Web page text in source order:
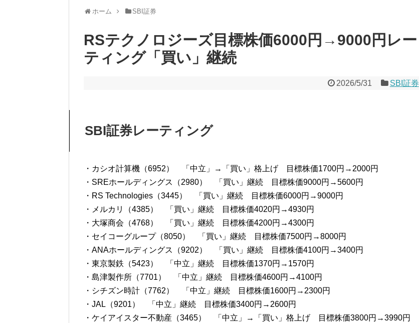
ホーム SBI証券
RSテクノロジーズ目標株価6000円→9000円レー
ティング「買い」継続
2026/5/31 SBI証券
SBI証券レーティング
・カシオ計算機（6952） 「中立」→「買い」格上げ 目標株価1700円→2000円
・SREホールディングス（2980） 「買い」継続 目標株価9000円→5600円
・RS Technologies（3445） 「買い」継続 目標株価6000円→9000円
・メルカリ（4385） 「買い」継続 目標株価4020円→4930円
・大塚商会（4768） 「買い」継続 目標株価4200円→4300円
・セイコーグループ（8050） 「買い」継続 目標株価7500円→8000円
・ANAホールディングス（9202） 「買い」継続 目標株価4100円→3400円
・東京製鉄（5423） 「中立」継続 目標株価1370円→1570円
・島津製作所（7701） 「中立」継続 目標株価4600円→4100円
・シチズン時計（7762） 「中立」継続 目標株価1600円→2300円
・JAL（9201） 「中立」継続 目標株価3400円→2600円
・ケイアイスター不動産（3465） 「中立」→「買い」格上げ 目標株価3800円→3990円